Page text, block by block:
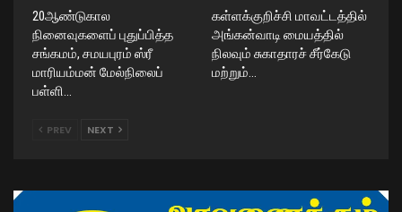
20ஆண்டுகால
நினைவுகளைப் புதுப்பித்த
சங்கமம், சமயபுரம் ஸ்ரீ
மாரியம்மன் மேல்நிலைப்
பள்ளி…
கள்ளக்குறிச்சி மாவட்டத்தில்
அங்கன்வாடி மையத்தில்
நிலவும் சுகாதாரச் சீர்கேடு
மற்றும்…
PREV NEXT